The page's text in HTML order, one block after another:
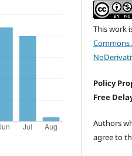
This work
Policy
Free
Authors
agree to